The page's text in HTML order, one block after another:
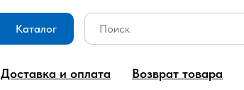
Каталог
Доставка и оплата Возврат товара